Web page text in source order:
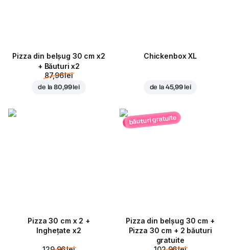
Pizza din belșug 30 cm x2
+ Băuturi x2
87,96 lei
de la80,99 lei
Chickenbox XL
de la 45,99 lei
Pizza 30 cm x 2 +
Inghețate x2
băuturi gratuite
Pizza din belșug 30 cm +
Pizza 30 cm + 2 băuturi
gratuite